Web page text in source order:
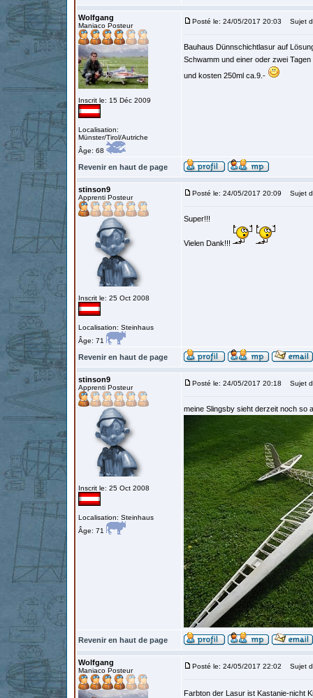
Wolfgang
Maniaco Posteur
Inscrit le: 15 Déc 2009
Localisation:
Münster/Tirol/Autriche
Âge: 68
Posté le: 24/05/2017 20:03 Sujet
Bauhaus Dünnschichtlasur auf
Schwamm und einer oder zwei
und kosten 250ml ca.9.-
Revenir en haut de page
stinson9
Apprenti Posteur
Inscrit le: 25 Oct 2008
Localisation: Steinhaus
Âge: 71
Posté le: 24/05/2017 20:09 Sujet
Super!!!
Vielen Dank!!!
Revenir en haut de page
stinson9
Apprenti Posteur
Inscrit le: 25 Oct 2008
Localisation: Steinhaus
Âge: 71
Posté le: 24/05/2017 20:18 Sujet
meine Slingsby sieht derzeit noch so
Revenir en haut de page
Wolfgang
Maniaco Posteur
Posté le: 24/05/2017 22:02 Sujet
Farbton der Lasur ist Kastanie-nicht